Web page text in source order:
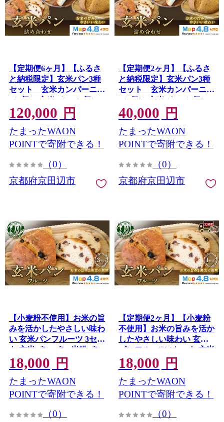
【定期便6ヶ月】【ふるさ
と納税限定】玄米パン3種
セット 玄米カンパーニュ
（1個） 玄米パン（4個）
玄米パンフルーツ（1
本） 1セット 玄米パン
カンパーニュ グルテンフ
リー 国産米 アレルギー対
120,000 円
たまったWAON
POINTで寄附できる！
（0）
京都府京田辺市
【定期便2ヶ月】【ふるさ
と納税限定】玄米パン3種
セット 玄米カンパーニュ
（1個） 玄米パン（4個）
玄米パンフルーツ（1
本） 1セット 玄米パン
カンパーニュ グルテンフ
リー 国産米 アレルギー対
40,000 円
たまったWAON
POINTで寄附できる！
（0）
京都府京田辺市
【小麦粉不使用】お米の旨
みを活かしたやさしい味わ
い 玄米パンフルーツ 3セッ
ト 玄米パン パン 米粉パン
グルテンフリー 冷凍パン
国産米 小麦不使用 アレル
ギー対応 ベーカリー 京
都府 京田辺市
18,000 円
たまったWAON
POINTで寄附できる！
（0）
【定期便2ヶ月】【小麦粉
不使用】お米の旨みを活か
したやさしい味わい 玄米
パンフルーツ 1セット 玄米
パン パン 米粉パン グルテ
ンフリー 冷凍パン 国産米
小麦不使用 アレルギー対
応 ベーカリー 京都府 京田
18,000 円
たまったWAON
POINTで寄附できる！
（0）